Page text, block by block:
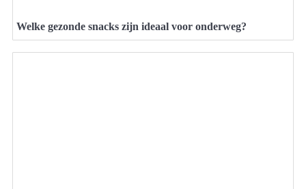
Welke gezonde snacks zijn ideaal voor onderweg?